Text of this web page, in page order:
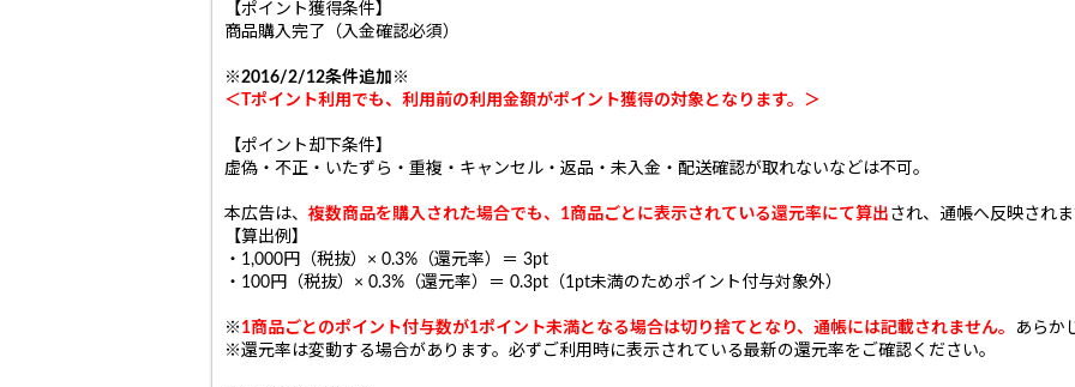
【ポイント獲得条件】
商品購入完了（入金確認必須）
※2016/2/12条件追加※
＜Tポイント利用でも、利用前の利用金額がポイント獲得の対象となります。＞
【ポイント却下条件】
虚偽・不正・いたずら・重複・キャンセル・返品・未入金・配送確認が取れないなどは不可。
本広告は、 複数商品を購入された場合でも、1商品ごとに表示されている還元率にて算出 され、通帳へ反映され
【算出例】
・1,000円（税抜）× 0.3%（還元率）＝ 3pt
・100円（税抜）× 0.3%（還元率）＝ 0.3pt（1pt未満のためポイント付与対象外）
※ 1商品ごとのポイント付与数が1ポイント未満となる場合は切り捨てとなり、通帳には記載されません。
あらか
※還元率は変動する場合があります。必ずご利用時に表示されている最新の還元率をご確認ください。